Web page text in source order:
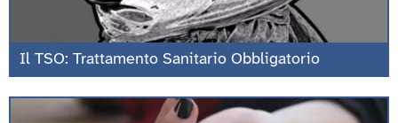
Il TSO: Trattamento Sanitario Obbligatorio